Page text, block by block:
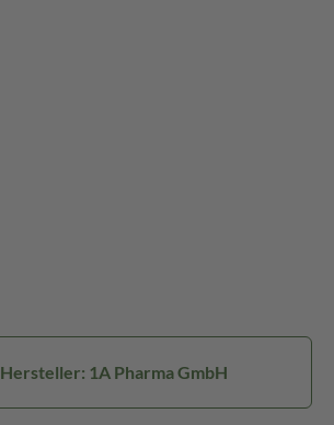
Hersteller: 1A Pharma GmbH